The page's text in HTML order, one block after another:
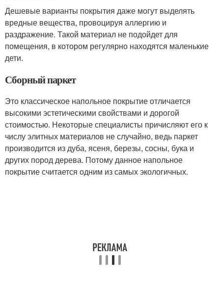
Дешевые варианты покрытия даже могут выделять
вредные вещества, провоцируя аллергию и
раздражение. Такой материал не подойдет для
помещения, в котором регулярно находятся маленькие
дети.
Сборный паркет
Это классическое напольное покрытие отличается
высокими эстетическими свойствами и дорогой
стоимостью. Некоторые специалисты причисляют его к
числу элитных материалов не случайно, ведь паркет
производится из дуба, ясеня, березы, сосны, бука и
других пород дерева. Потому данное напольное
покрытие считается одним из самых экологичных.